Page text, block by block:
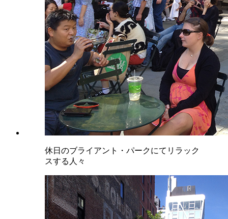
休日のブライアント・パークにてリラック
スする人々